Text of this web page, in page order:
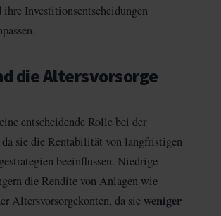
ihre Investitionsentscheidungen
die Altersvorsorge
entscheidende Rolle bei der
sie die Rentabilität von langfristigen
beeinflussen. Niedrige
die Rendite von Anlagen wie
Altersvorsorgekonten, da sie weniger